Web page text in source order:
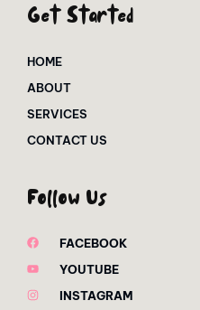
Get Started
HOME
ABOUT
SERVICES
CONTACT US
Follow Us
FACEBOOK
YOUTUBE
INSTAGRAM